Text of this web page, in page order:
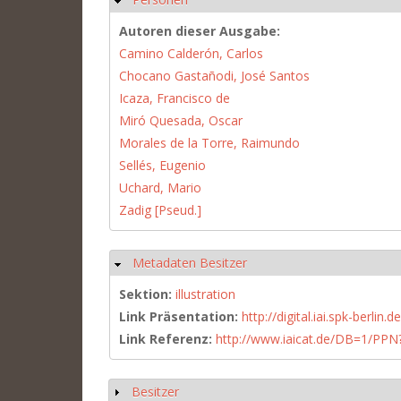
Autoren dieser Ausgabe:
Camino Calderón, Carlos
Chocano Gastañodi, José Santos
Icaza, Francisco de
Miró Quesada, Oscar
Morales de la Torre, Raimundo
Sellés, Eugenio
Uchard, Mario
Zadig [Pseud.]
Hide
Metadaten Besitzer
Sektion: illustration
Link Präsentation: http://digital.iai.spk-
Link Referenz: http://www.iaicat.de/DB=1/
Show
Besitzer